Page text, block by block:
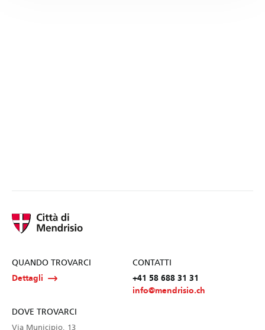
QUANDO TROVARCI
Dettagli
CONTATTI
+41 58 688 31 31
info@mendrisio.ch
DOVE TROVARCI
Via Municipio, 13